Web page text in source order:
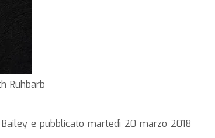
Ruhbarb
e pubblicato martedì 20 marzo 2018